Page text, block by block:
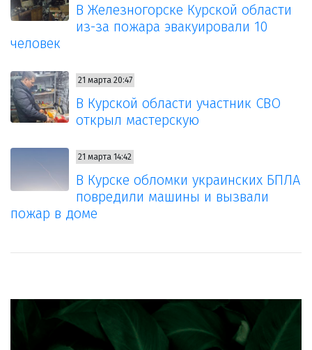
В Железногорске Курской области
из-за пожара эвакуировали 10
человек
21 марта 20:47
В Курской области участник СВО
открыл мастерскую
21 марта 14:42
В Курске обломки украинских БПЛА
повредили машины и вызвали
пожар в доме